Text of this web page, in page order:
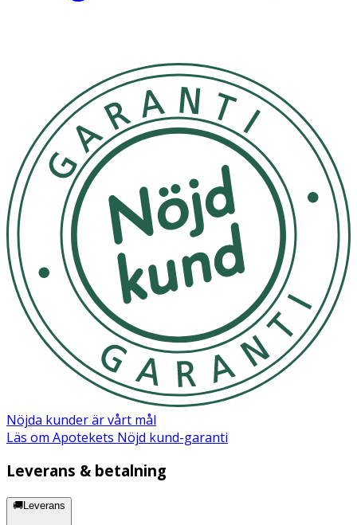
Nöjda kunder är vårt mål
Läs om Apotekets Nöjd kund-garanti
Leverans & betalning
🚚Leverans